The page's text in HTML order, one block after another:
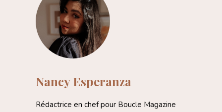
Nancy Esperanza
Rédactrice en chef pour Boucle Magazine